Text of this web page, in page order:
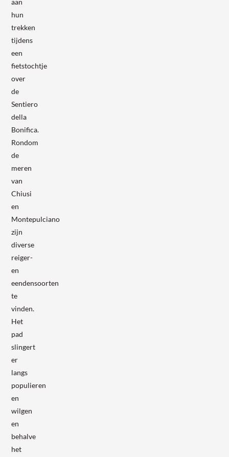
aan
hun
trekken
tijdens
een
fietstochtje
over
de
Sentiero
della
Bonifica.
Rondom
de
meren
van
Chiusi
en
Montepulciano
zijn
diverse
reiger-
en
eendensoorten
te
vinden.
Het
pad
slingert
er
langs
populieren
en
wilgen
en
behalve
het